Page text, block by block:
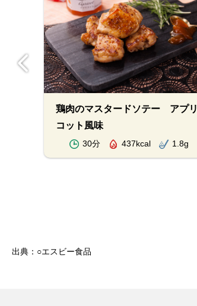
鶏肉のマスタードソテー アプリ
コット風味
30分 437kcal 1.8g
出典：○エスビー食品